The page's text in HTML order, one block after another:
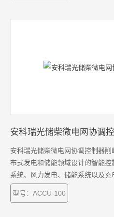
安科瑞光储柴微电网协调
安科瑞光储柴微电网协调控制器
布式发电和储能领域设计的智能
系统、风力发电、储能系统以及充
通过全天候的数据采集和分析，
伏、风能、储能系统及充电桩的
型号：ACCU-100